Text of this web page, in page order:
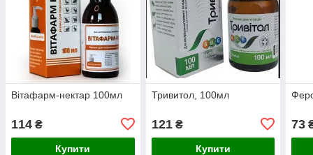
Вітафарм-нектар 100мл
114 ₴
Купити
Тривитол, 100мл
121₴
Купити
73